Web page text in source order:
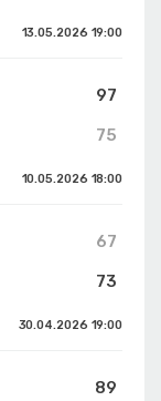
13.05.2026 19:00
97
75
10.05.2026 18:00
67
73
30.04.2026 19:00
89